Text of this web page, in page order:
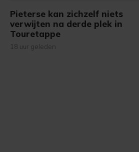
Pieterse kan zichzelf niets
verwijten na derde plek in
Touretappe
18 uur geleden